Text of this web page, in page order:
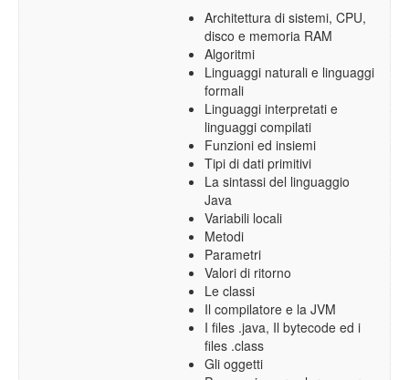
Architettura di sistemi, CPU,
disco e memoria RAM
Algoritmi
Linguaggi naturali e linguaggi
formali
Linguaggi interpretati e
linguaggi compilati
Funzioni ed insiemi
Tipi di dati primitivi
La sintassi del linguaggio
Java
Variabili locali
Metodi
Parametri
Valori di ritorno
Le classi
Il compilatore e la JVM
I files .java, Il bytecode ed i
files .class
Gli oggetti